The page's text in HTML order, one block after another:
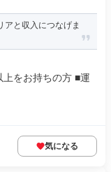
アと収入につなげま
をお持ちの方 ■運
気になる